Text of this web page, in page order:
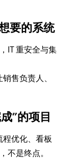
要的系统
IT 重安全与集
售负责人、
”的项目
程优化、看板
不是终点。